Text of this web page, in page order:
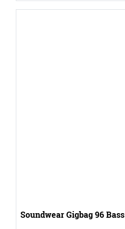
Soundwear Gigbag 96 Bass